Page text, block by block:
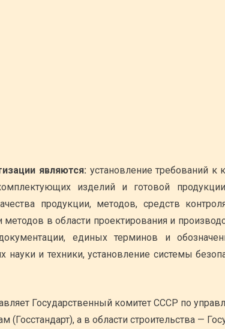
являются: установление требований к
изделий и готовой
продукции, методов, средств
в области проектирования и
единых терминов и
науки и техники, установление системы
Государственный комитет СССР по
(Госстандарт), а в области строительства —